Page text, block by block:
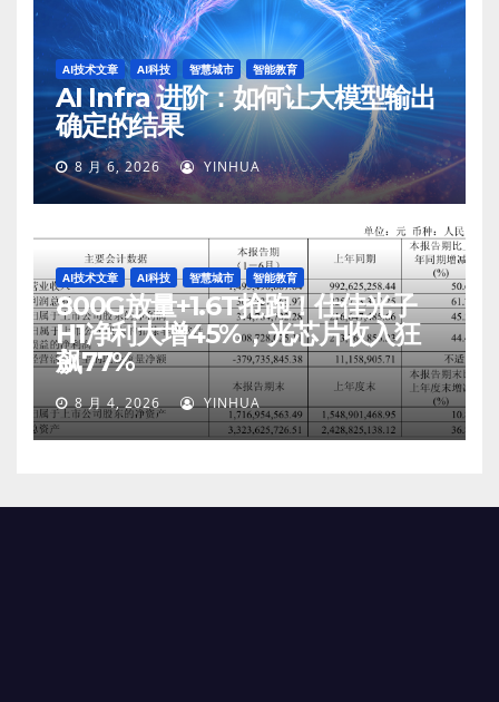
AI技术文章 AI科技 智慧城市 智能教育
AI Infra 进阶：如何让大模型输出
确定的结果
8 月 6, 2026 YINHUA
AI技术文章 AI科技 智慧城市 智能教育
800G放量+1.6T抢跑！仕佳光子
H1净利大增45%，光芯片收入狂
飙77%
8 月 4, 2026 YINHUA